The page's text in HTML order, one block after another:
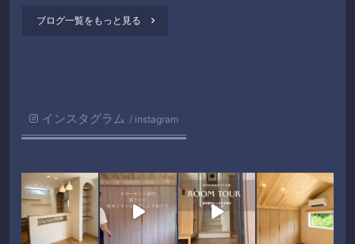
ブログ一覧をもっと見る 
インスタグラム instagram